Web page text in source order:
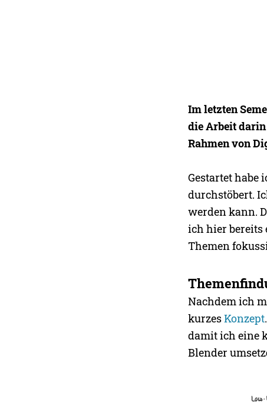
Im letzten
die Arbeit
Rahmen von
Gestartet habe
durchstöbert.
werden kann.
ich hier bereits
Themen
Nachdem ich
kurzesKonzept
damit ich eine
Blender